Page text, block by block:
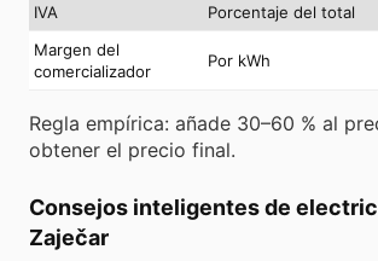
IVA
Porcentaje del total
Margen del
comercializador
Por kWh
Regla empírica: añade 30–60 % al
obtener el precio final.
Consejos inteligentes de
Zaječar